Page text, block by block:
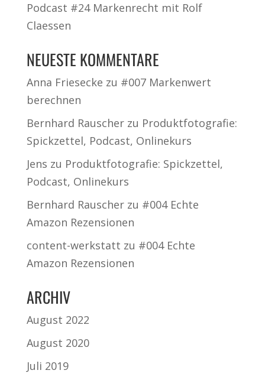
Podcast #24 Markenrecht mit Rolf
Claessen
NEUESTE KOMMENTARE
Anna Friesecke zu #007 Markenwert
berechnen
Bernhard Rauscherzu Produktfotografie:
Spickzettel, Podcast, Onlinekurs
Jens zu Produktfotografie: Spickzettel,
Podcast, Onlinekurs
Bernhard Rauscherzu #004 Echte
Amazon Rezensionen
content-werkstatt zu #004 Echte
Amazon Rezensionen
ARCHIV
August 2022
August 2020
Juli 2019